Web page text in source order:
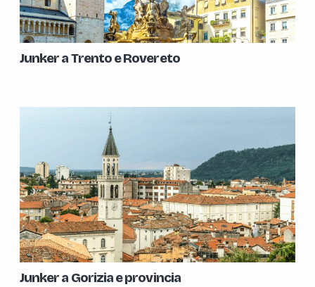
Junker a Trento e Rovereto
Junker a Gorizia e provincia